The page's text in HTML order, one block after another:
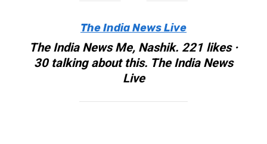
The India News Live
The India News Me, Nashik. 221 likes ·
30 talking about this. The India News
Live